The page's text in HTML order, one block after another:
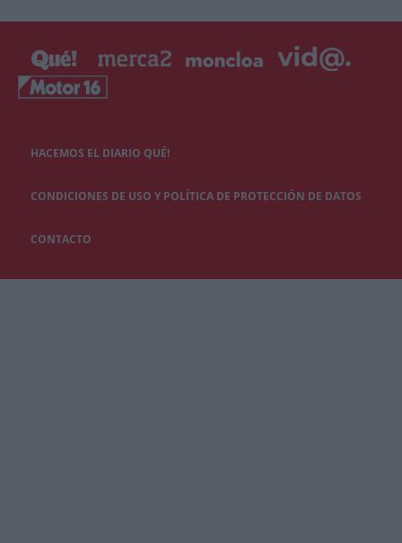
HACEMOS EL DIARIO QUÉ!
CONDICIONES DE USO Y POLÍTICA DE PROTECCIÓN DE DATOS
CONTACTO